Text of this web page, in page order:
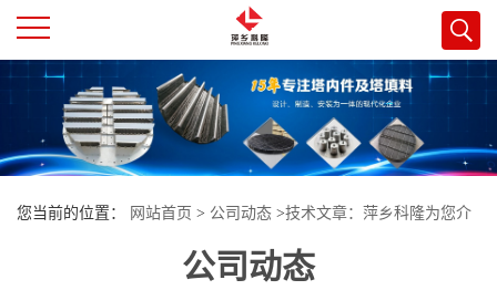
公
司
您当前的位置： 网站首页 > 公司动态 >技术文章：萍乡科隆为您介
绍不锈钢丝网波纹填料与孔板波纹填料的构成及优势区别
公司动态